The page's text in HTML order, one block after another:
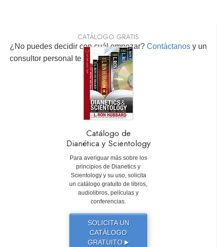
¿No puedes decidir con cuál empezar? Contáctanos y un
consultor personal te ayudará.
CATÁLOGO GRATIS
Catálogo de
Dianética y Scientology
Para averiguar más sobre los
principios de Dianetics y
Scientology y su uso, solicita
un catálogo gratuito de libros,
audiolibros, películas y
conferencias.
SOLICITA UN
CATÁLOGO
GRATUITO ▶